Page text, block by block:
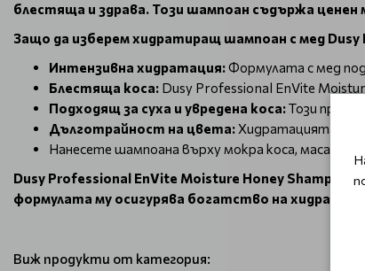
блестяща и здрава. Този шампоан съдържа ценен
Защо да изберем хидратиращ шампоан с мед Dusy
Интензивна хидратация:Формулата с мед
Блестяща коса: Dusy Professional EnVite
Подходящ за суха и увредена коса:Този
Дълготрайност на цвета:Хидратацията,
Нанесете шампоана върху мокра коса,
Dusy Professional EnVite Moisture Honey Shampoo
формулата му осигурява богатство на
Виж продукти от категория: